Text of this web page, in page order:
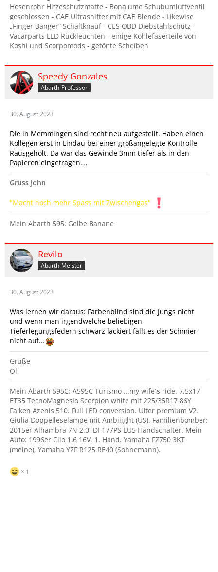
Hosenrohr Hitzeschutzmatte - Bonalume Schubumluftventil
geschlossen - CAE Ultrashifter mit CAE Blende - Likewise
„Finger Banger“ Schaltknauf - CES OBD Diebstahlschutz -
Vacarparts LED Rückleuchten - einige Kohlefaserteile von
Koshi und Scorpomods - getönte Scheiben
Speedy Gonzales
Abarth-Professor
30. August 2023
Die in Memmingen sind recht neu aufgestellt. Haben einen
Kollegen erst in Lindau bei einer großangelegte Kontrolle
Rausgeholt. Da war das Gewinde 3mm tiefer als in den
Papieren eingetragen….
Gruss John
"Macht noch mehr Spass mit Zwischengas"
Mein Abarth 595: Gelbe Banane
Revilo
Abarth-Meister
30. August 2023
Was lernen wir daraus: Farbenblind sind die Jungs nicht
und wenn man irgendwelche beliebigen
Tieferlegungsfedern schwarz lackiert fällt es der Schmier
nicht auf...
Grüße
Oli
Mein Abarth 595C: A595C Turismo ...my wife´s ride. 7,5x17
ET35 TecnoMagnesio Scorpion white mit 225/35R17 86Y
Falken Azenis 510. Full LED conversion. Ulter premium V2.
Giulia Doppelleselampe mit Ambilight (US). Familienbomber:
2015er Alhambra 7N 2.0TDI 177PS EU5 Handschalter. Mein
Auto: 1996er Clio 1.6 16V, 1. Hand. Yamaha FZ750 3KT
(meine), Yamaha YZF R125 RE40 (Sohnemann).
1